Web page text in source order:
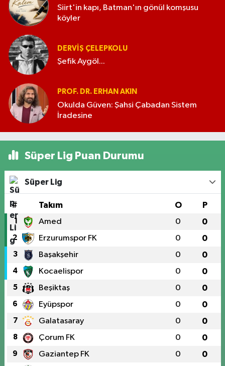
Siirt'in kapı, Batman'ın gönül komşusu
köyler
DERVIŞ ÇELEPKOLU
Şefik Aygöl...
PROF. DR. ERHAN AKIN
Okulda Güven: Şahsi Çabadan Sistem
İradesine
Süper Lig Puan Durumu
Süper Lig
# Takım O P
1 Amed 0 0
2 Erzurumspor FK 0 0
3 Başakşehir 0 0
4 Kocaelispor 0 0
5 Beşiktaş 0 0
6 Eyüpspor 0 0
7 Galatasaray 0 0
8 Çorum FK 0 0
9 Gaziantep FK 0 0